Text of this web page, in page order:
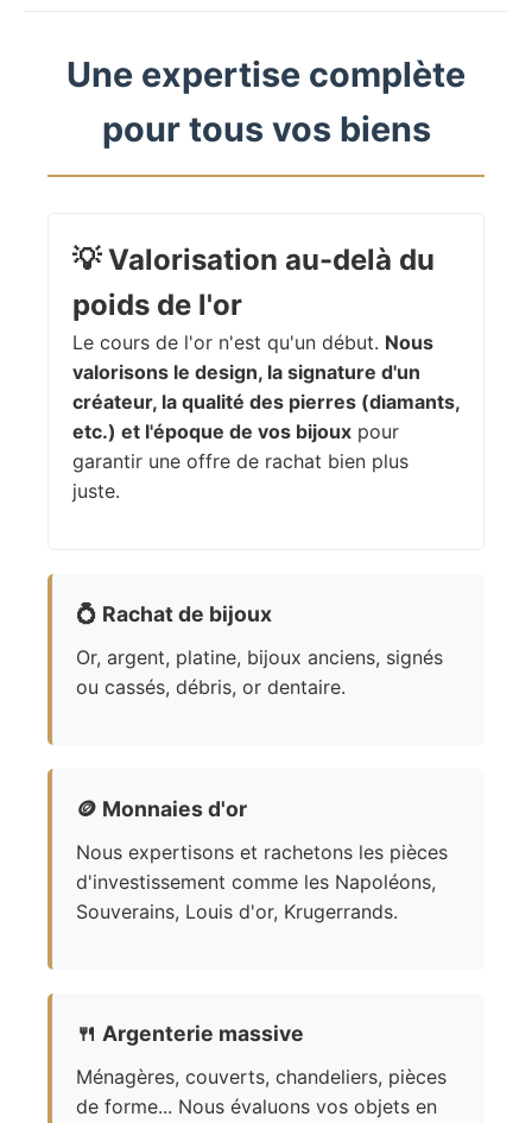
Une expertise complète
pour tous vos biens
💡Valorisation au-delà du
poids de l'or
Le cours de l'or n'est qu'un début. Nous
valorisons le design, la signature d'un
créateur, la qualité des pierres (diamants,
etc.) et l'époque de vos bijoux pour
garantir une offre de rachat bien plus
juste.
💍 Rachat de bijoux
Or, argent, platine, bijoux anciens, signés
ou cassés, débris, or dentaire.
🪙 Monnaies d'or
Nous expertisons et rachetons les pièces
d'investissement comme les Napoléons,
Souverains, Louis d'or, Krugerrands.
🍴 Argenterie massive
Ménagères, couverts, chandeliers, pièces
de forme... Nous évaluons vos objets en